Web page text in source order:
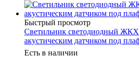
Быстрый просмотр
Светильник светодиодный ЖКХ
акустическим датчиком под
Есть в наличии